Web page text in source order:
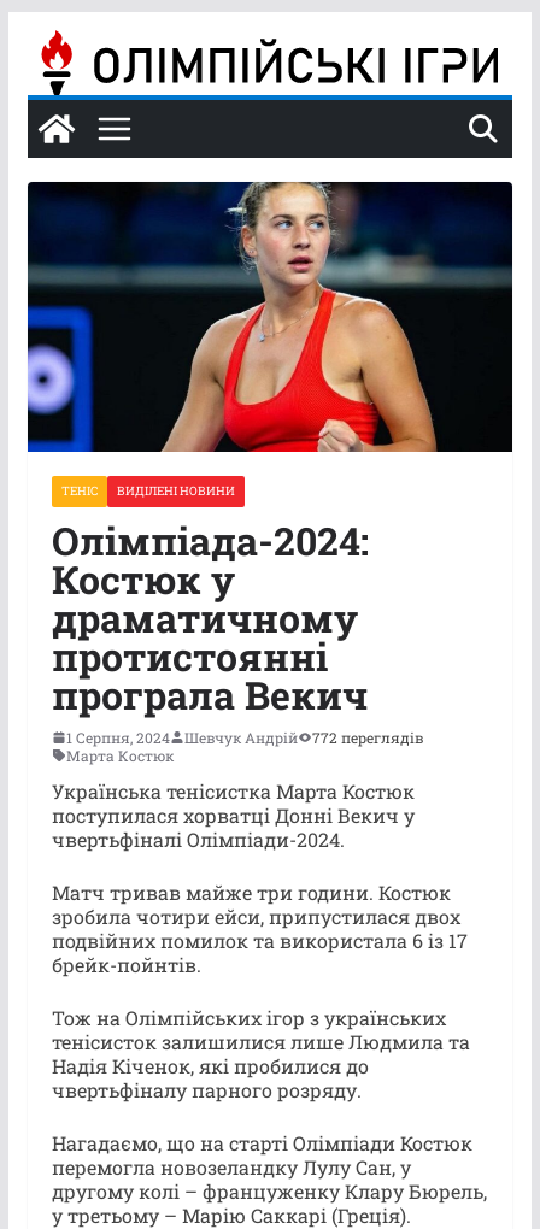
вмісту
ТЕНІС ВИДІЛЕНІ НОВИНИ
Олімпіада-2024:
Костюк у
драматичному
протистоянні
програла Векич
1 Серпня, 2024 Шевчук Андрій
772 переглядів
Марта Костюк
Українська тенісистка Марта Костюк
поступилася хорватці Донні Векич у
чвертьфіналі Олімпіади-2024.
Матч тривав майже три години. Костюк
зробила чотири ейси, припустилася двох
подвійних помилок та використала 6 із 17
брейк-пойнтів.
Тож на Олімпійських ігор з українських
тенісисток залишилися лише Людмила та
Надія Кіченок, які пробилися до
чвертьфіналу парного розряду.
Нагадаємо, що на старті Олімпіади Костюк
перемогла новозеландку Лулу Сан, у
другому колі – француженку Клару Бюрель,
у третьому – Марію Саккарі (Греція).